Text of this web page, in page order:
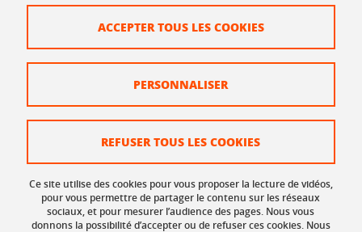
Tél. : 04 56 52 07 00
Plan du site
Données personnelles
Organisation et contacts
Gestion des cookies
Ce site utilise des cookies pour vous proposer la lecture de vidéos,
pour vous permettre de partager le contenu sur les réseaux
sociaux, et pour mesurer l’audience des pages. Nous vous
donnons la possibilité d’accepter ou de refuser ces cookies. Nous
ACCEPTER TOUS LES COOKIES
REFUSER TOUS LES COOKIES
PERSONNALISER